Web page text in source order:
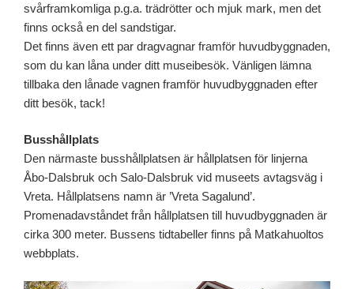
svårframkomliga p.g.a. trädrötter och mjuk mark, men det
finns också en del sandstigar.
Det finns även ett par dragvagnar framför huvudbyggnaden,
som du kan låna under ditt museibesök. Vänligen lämna
tillbaka den lånade vagnen framför huvudbyggnaden efter
ditt besök, tack!
Busshållplats
Den närmaste busshållplatsen är hållplatsen för linjerna
Åbo-Dalsbruk och Salo-Dalsbruk vid museets avtagsväg i
Vreta. Hållplatsens namn är ’Vreta Sagalund’.
Promenadavståndet från hållplatsen till huvudbyggnaden är
cirka 300 meter. Bussens tidtabeller finns på Matkahuoltos
webbplats.